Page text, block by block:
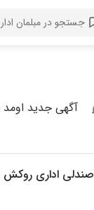
آگهی جدید
صندلی اداری روکش